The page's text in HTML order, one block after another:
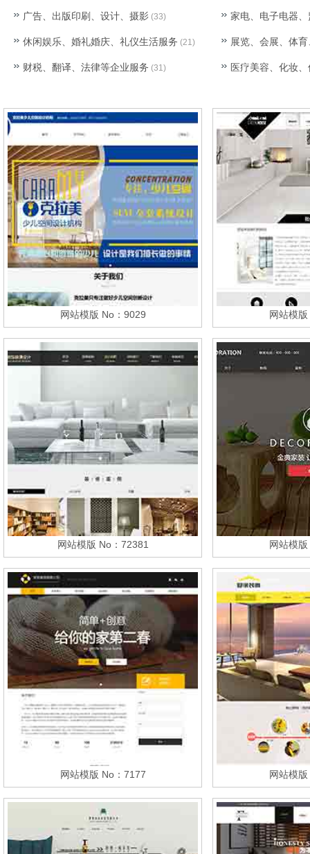
广告、出版印刷、设计、摄影 (33) 家电、电子电器
休闲娱乐、婚礼婚庆、礼仪生活服务 (21) 展览、会展、体
财税、翻译、法律等企业服务 (31) 医疗美容、化妆
网站模版 No：9029 网站模
网站模版 No：72381 网站模
网站模版 No：7177 网站模